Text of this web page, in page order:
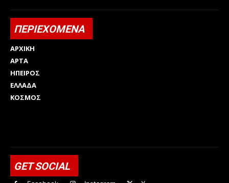
ΠΕΡΙΕΧΟΜΕΝΑ
ΑΡΧΙΚΗ
ΑΡΤΑ
ΗΠΕΙΡΟΣ
ΕΛΛΑΔΑ
ΚΟΣΜΟΣ
GET SOCIAL